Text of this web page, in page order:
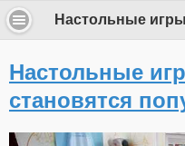
Настольные
становятся